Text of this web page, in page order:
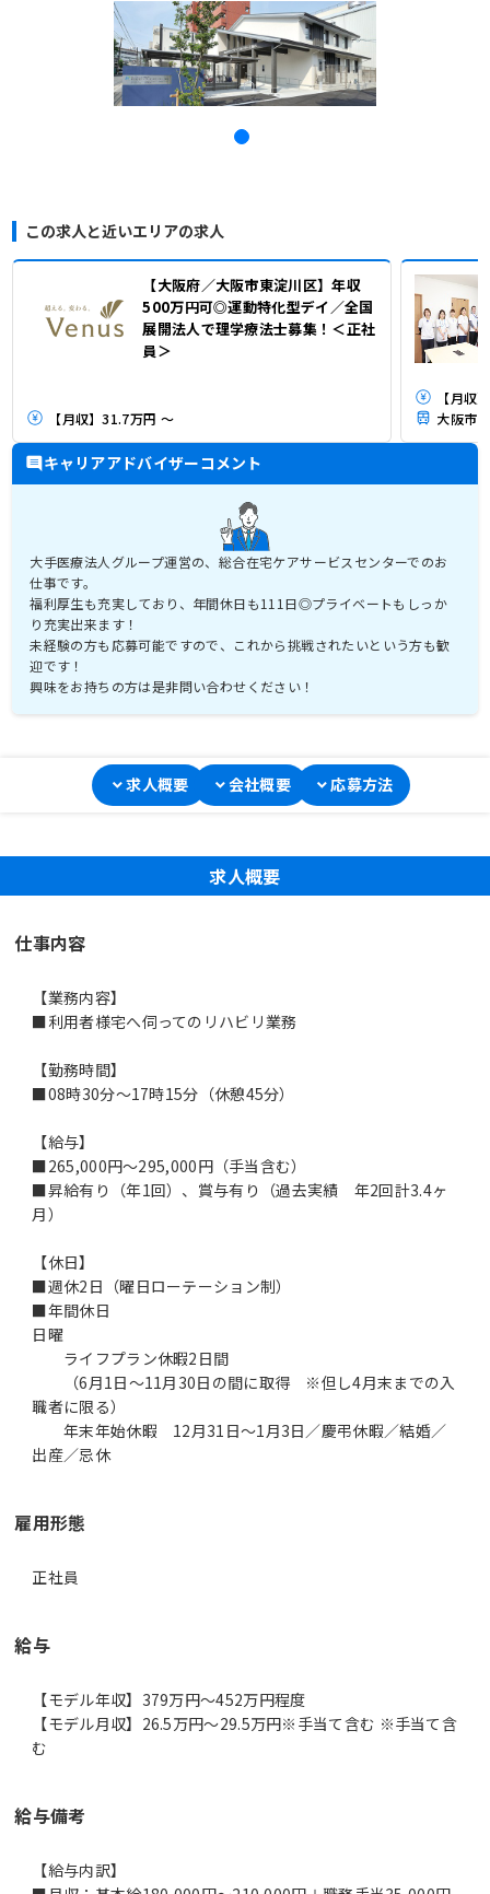
この求人と近いエリアの求人
【大阪府／大阪市東淀川区】年収
500万円可◎運動特化型デイ／全国
展開法人で理学療法士募集！＜正社
員＞
【月収】31.7万円 ～
【月収
大阪市
キャリアアドバイザーコメント
大手医療法人グループ運営の、総合在宅ケアサービスセンターでのお
仕事です。
福利厚生も充実しており、年間休日も111日◎プライベートもしっか
り充実出来ます！
未経験の方も応募可能ですので、これから挑戦されたいという方も歓
迎です！
興味をお持ちの方は是非問い合わせください！
求人概要 会社概要 応募方法
求人概要
仕事内容
【業務内容】
■利用者様宅へ伺ってのリハビリ業務
【勤務時間】
■08時30分～17時15分（休憩45分）
【給与】
■265,000円～295,000円（手当含む）
■昇給有り（年1回）、賞与有り（過去実績 年2回計3.4ヶ
月）
【休日】
■週休2日（曜日ローテーション制）
■年間休日
日曜
ライフプラン休暇2日間
（6月1日～11月30日の間に取得 ※但し4月末までの入
職者に限る）
年末年始休暇 12月31日～1月3日／慶弔休暇／結婚／
出産／忌休
雇用形態
正社員
給与
【モデル年収】379万円〜452万円程度
【モデル月収】26.5万円〜29.5万円※手当て含む ※手当て含
む
給与備考
【給与内訳】